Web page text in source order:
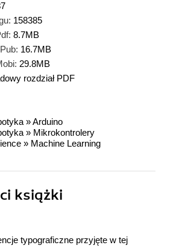
158385
8.7MB
16.7MB
29.8MB
rozdział PDF
»Arduino
» Mikrokontrolery
» Machine Learning
książki
typograficzne przyjęte w tej